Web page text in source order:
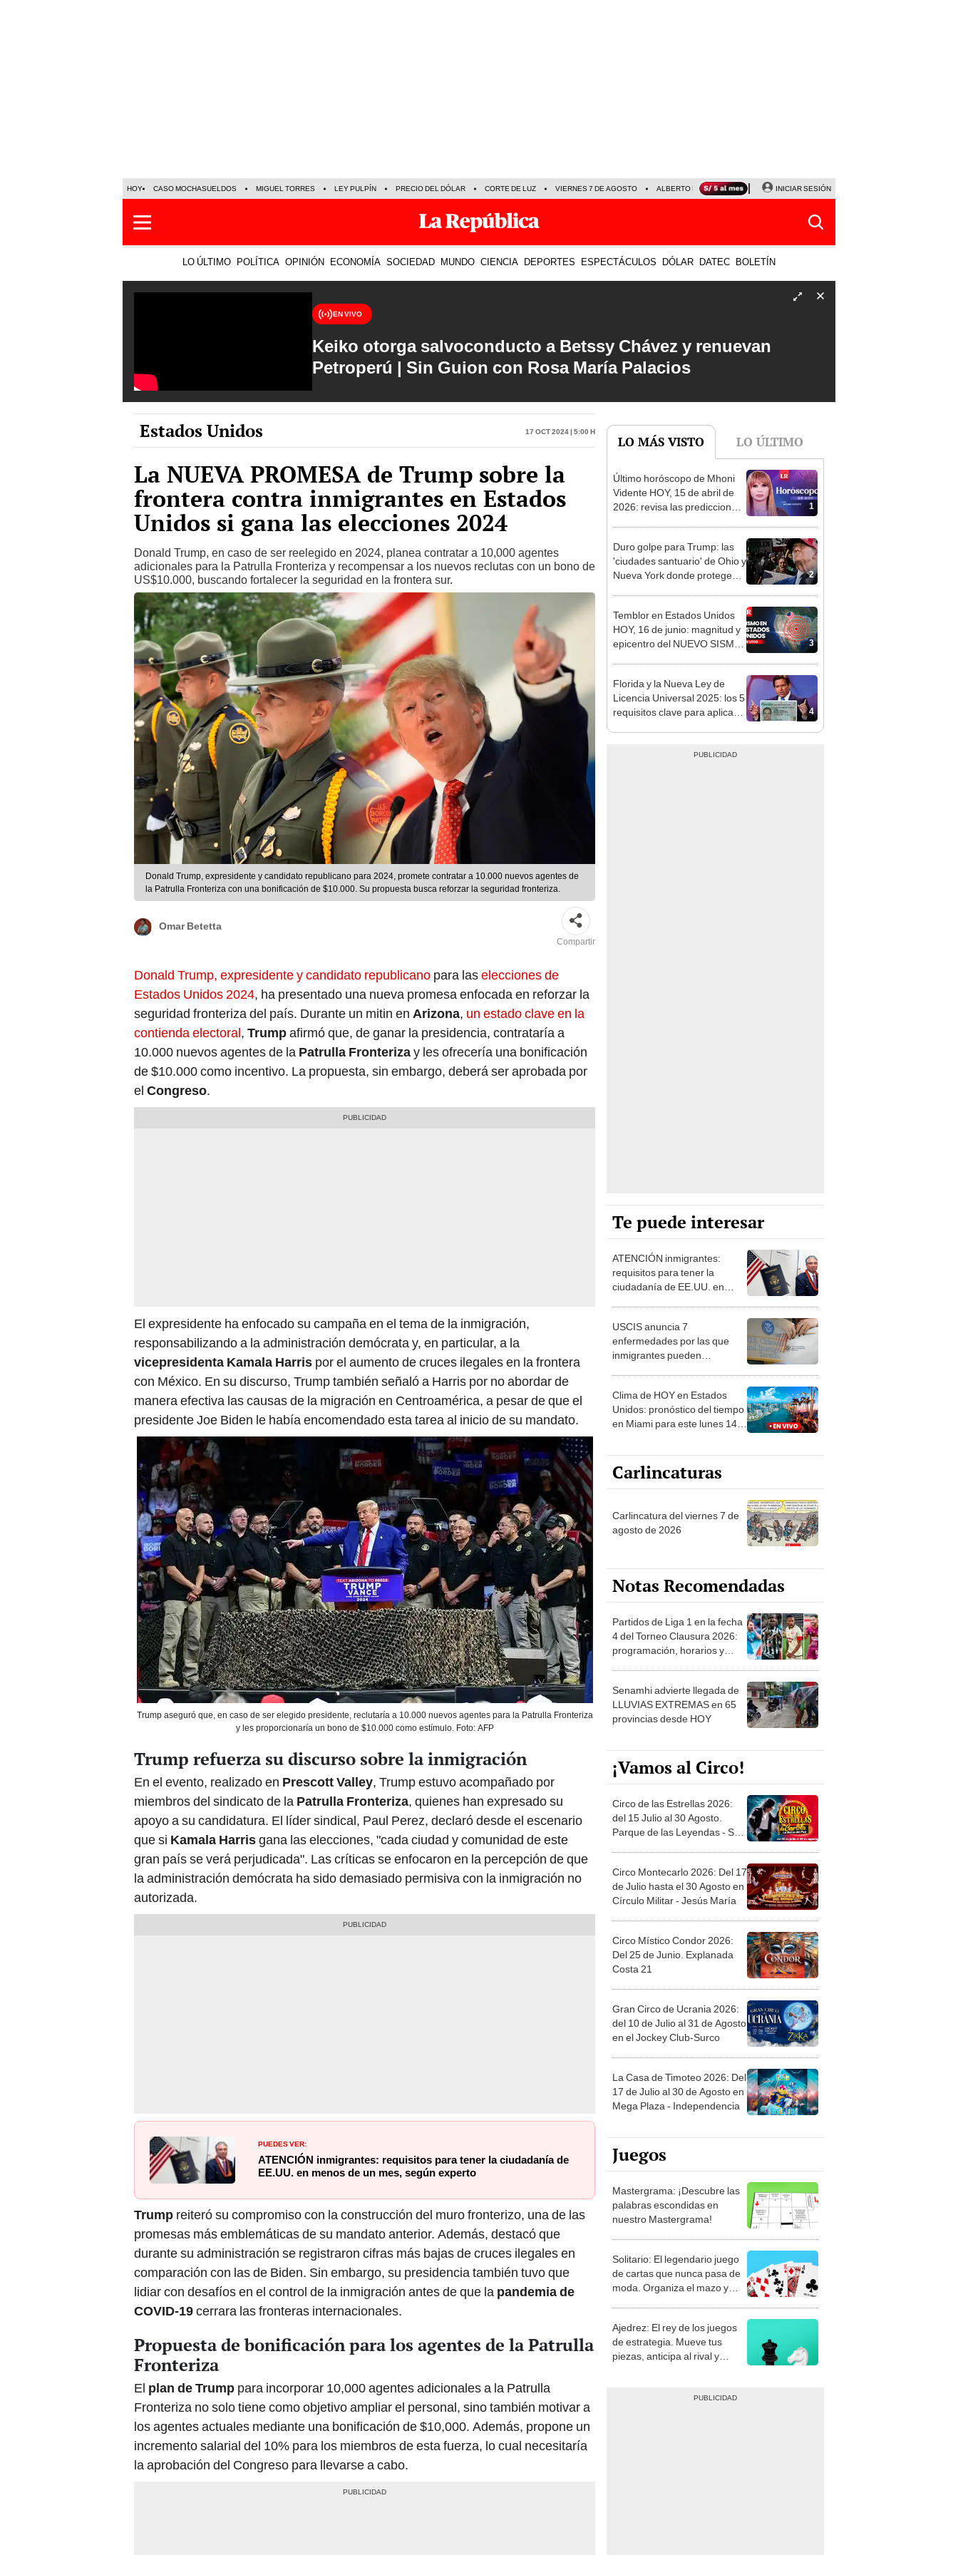
HOY CASO MOCHASUELDOS MIGUEL TORRES LEY PULPÍN PRECIO DEL DÓLAR CORTE DE LUZ VIERNES 7 DE AGOSTO ALBERTO BENAVIDES NALDY SALDAÑA
INICIAR SESIÓN
LO ÚLTIMO POLÍTICA OPINIÓN ECONOMÍA SOCIEDAD MUNDO CIENCIA DEPORTES ESPECTÁCULOS DÓLAR DATEC BOLETÍN
EN VIVO
Keiko otorga salvoconducto a Betssy Chávez y renuevan
Petroperú | Sin Guion con Rosa María Palacios
Estados Unidos 17 Oct 2024 | 5:00 h
La NUEVA PROMESA de Trump sobre la
frontera contra inmigrantes en Estados
Unidos si gana las elecciones 2024
Donald Trump, en caso de ser reelegido en 2024, planea contratar a 10,000 agentes
adicionales para la Patrulla Fronteriza y recompensar a los nuevos reclutas con un bono de
US$10.000, buscando fortalecer la seguridad en la frontera sur.
Donald Trump, expresidente y candidato republicano para 2024, promete contratar a 10.000 nuevos agentes de
la Patrulla Fronteriza con una bonificación de $10.000. Su propuesta busca reforzar la seguridad fronteriza.
Omar Betetta
Compartir
Donald Trump, expresidente y candidato republicano para laselecciones de
Estados Unidos 2024, ha presentado una nueva promesa enfocada en reforzar la
seguridad fronteriza del país. Durante un mitin en Arizona, un estado clave en la
contienda electoral, Trumpafirmó que, de ganar la presidencia, contrataría a
10.000 nuevos agentes de la Patrulla Fronterizay les ofrecería una bonificación
de $10.000 como incentivo. La propuesta, sin embargo, deberá ser aprobada por
el Congreso.
El expresidente ha enfocado su campaña en el tema de la inmigración,
responsabilizando a la administración demócrata y, en particular, a la
vicepresidenta Kamala Harris por el aumento de cruces ilegales en la frontera
con México. En su discurso, Trump también señaló a Harris por no abordar de
manera efectiva las causas de la migración en Centroamérica, a pesar de que el
presidente Joe Biden le había encomendado esta tarea al inicio de su mandato.
Trump aseguró que, en caso de ser elegido presidente, reclutaría a 10.000 nuevos agentes para la Patrulla Fronteriza
y les proporcionaría un bono de $10.000 como estímulo. Foto: AFP
Trump refuerza su discurso sobre la inmigración
En el evento, realizado en Prescott Valley, Trump estuvo acompañado por
miembros del sindicato de la Patrulla Fronteriza, quienes han expresado su
apoyo a su candidatura. El líder sindical, Paul Perez, declaró desde el escenario
que si Kamala Harrisgana las elecciones, "cada ciudad y comunidad de este
gran país se verá perjudicada". Las críticas se enfocaron en la percepción de que
la administración demócrata ha sido demasiado permisiva con la inmigración no
autorizada.
PUEDES VER:
ATENCIÓN inmigrantes: requisitos para tener la ciudadanía de
EE.UU. en menos de un mes, según experto
Trump reiteró su compromiso con la construcción del muro fronterizo, una de las
promesas más emblemáticas de su mandato anterior. Además, destacó que
durante su administración se registraron cifras más bajas de cruces ilegales en
comparación con las de Biden. Sin embargo, su presidencia también tuvo que
lidiar con desafíos en el control de la inmigración antes de que la pandemia de
COVID-19cerrara las fronteras internacionales.
Propuesta de bonificación para los agentes de la Patrulla
Fronteriza
El plan de Trump para incorporar 10,000 agentes adicionales a la Patrulla
Fronteriza no solo tiene como objetivo ampliar el personal, sino también motivar a
los agentes actuales mediante una bonificación de $10,000. Además, propone un
incremento salarial del 10% para los miembros de esta fuerza, lo cual necesitaría
la aprobación del Congreso para llevarse a cabo.
LO MÁS VISTO LO ÚLTIMO
1
Último horóscopo de Mhoni
Vidente HOY, 15 de abril de
2026: revisa las predicciones
2
Duro golpe para Trump: las
'ciudades santuario' de Ohio y
Nueva York donde protegen a
3
Temblor en Estados Unidos
HOY, 16 de junio: magnitud y
epicentro del NUEVO SISMO,
4
Florida y la Nueva Ley de
Licencia Universal 2025: los 5
requisitos clave para aplicar a
Te puede interesar
ATENCIÓN inmigrantes:
requisitos para tener la
ciudadanía de EE.UU. en
USCIS anuncia 7
enfermedades por las que
inmigrantes pueden
Clima de HOY en Estados
Unidos: pronóstico del tiempo
en Miami para este lunes 14
Carlincaturas
Carlincatura del viernes 7 de
agosto de 2026
Notas Recomendadas
Partidos de Liga 1 en la fecha
4 del Torneo Clausura 2026:
programación, horarios y
Senamhi advierte llegada de
LLUVIAS EXTREMAS en 65
provincias desde HOY
¡Vamos al Circo!
Circo de las Estrellas 2026:
del 15 Julio al 30 Agosto.
Parque de las Leyendas - San
Circo Montecarlo 2026: Del 17
de Julio hasta el 30 Agosto en
Círculo Militar - Jesús María
Circo Místico Condor 2026:
Del 25 de Junio. Explanada
Costa 21
Gran Circo de Ucrania 2026:
del 10 de Julio al 31 de Agosto
en el Jockey Club-Surco
La Casa de Timoteo 2026: Del
17 de Julio al 30 de Agosto en
Mega Plaza - Independencia
Juegos
Mastergrama: ¡Descubre las
palabras escondidas en
nuestro Mastergrama!
Solitario: El legendario juego
de cartas que nunca pasa de
moda. Organiza el mazo y
Ajedrez: El rey de los juegos
de estrategia. Mueve tus
piezas, anticipa al rival y